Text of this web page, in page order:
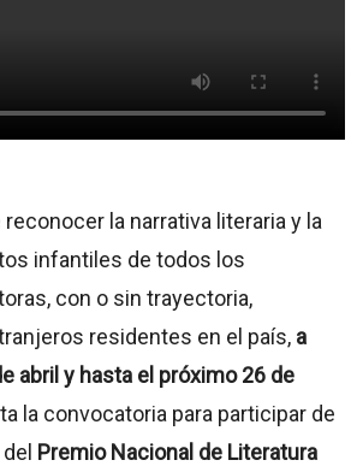
la narrativa literaria y la
infantiles de todos los
con o sin trayectoria,
residentes en el país, a
abril y hasta el próximo 26 de
la convocatoria para participar de
Premio Nacional de Literatura